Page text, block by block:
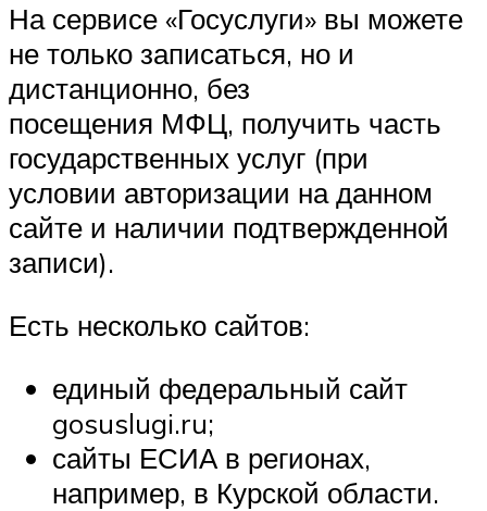
На сервисе «Госуслуги» вы можете
не только записаться, но и
дистанционно, без
посещения МФЦ, получить часть
государственных услуг (при
условии авторизации на данном
сайте и наличии подтвержденной
записи).
Есть несколько сайтов:
единый федеральный сайт
gosuslugi.ru;
сайты ЕСИА в регионах,
например, в Курской области.